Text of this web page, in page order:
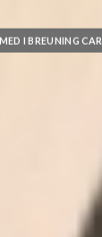
I BREUNING